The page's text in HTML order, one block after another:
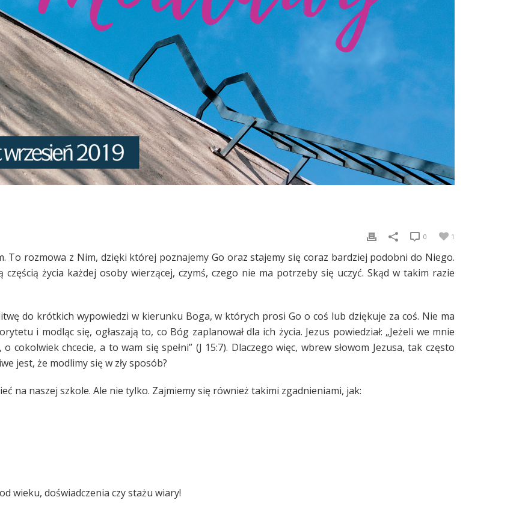
1
0
To rozmowa z Nim, dzięki której poznajemy Go oraz stajemy się coraz bardziej podobni do Niego.
życia każdej osoby wierzącej, czymś, czego nie ma potrzeby się uczyć. Skąd w takim razie
do krótkich wypowiedzi w kierunku Boga, w których prosi Go o coś lub dziękuje za coś. Nie ma
i modląc się, ogłaszają to, co Bóg zaplanował dla ich życia. Jezus powiedział: „Jeżeli we mnie
cokolwiek chcecie, a to wam się spełni” (J 15:7). Dlaczego więc, wbrew słowom Jezusa, tak często
jest, że modlimy się w zły sposób?
na naszej szkole. Ale nie tylko. Zajmiemy się również takimi zgadnieniami, jak:
wieku, doświadczenia czy stażu wiary!